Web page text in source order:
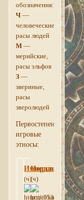
обозначения:
Ч —
человеческие,
расы людей
М —
мерийские,
расы эльфов
З —
звериные,
расы
зверолюдей
Первостепенные
игровые
этносы:
Имперцы
(ч)
Нордлинги
(ч)